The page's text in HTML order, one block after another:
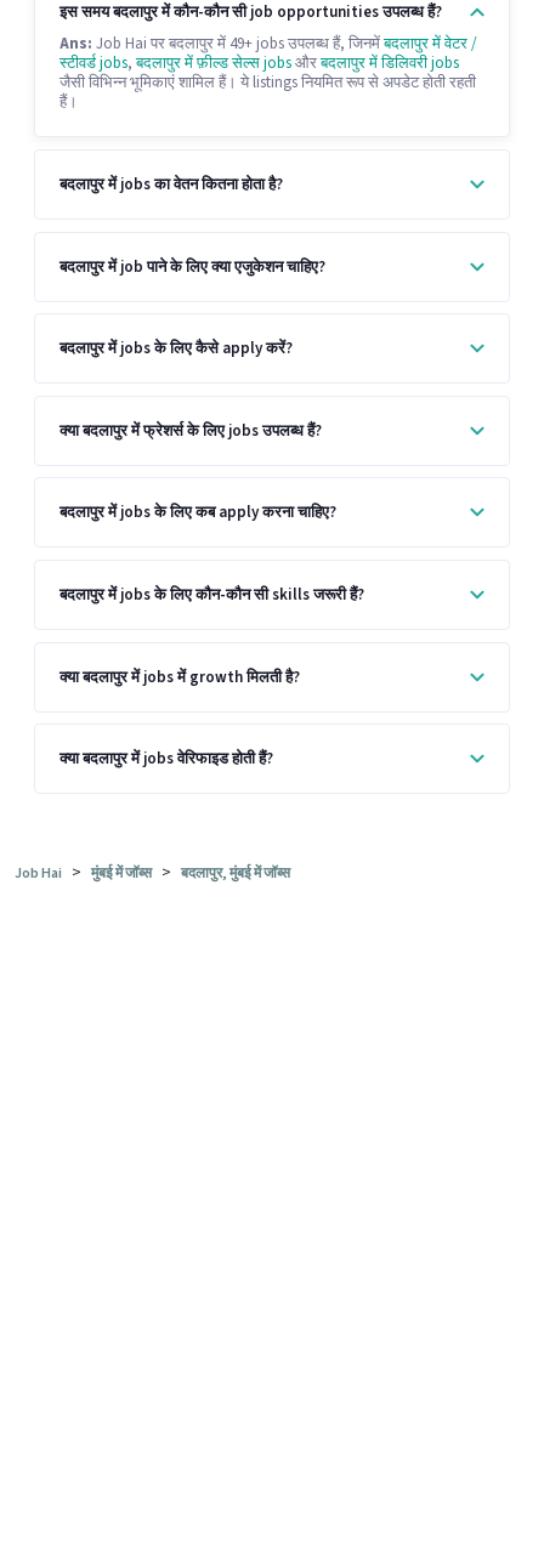
इस समय बदलापुर में कौन-कौन सी job opportunities उपलब्ध हैं?
Ans: Job Hai पर बदलापुर में 49+ jobs उपलब्ध हैं, जिनमेंबदलापुर में वेटर /
स्टीवर्ड jobs,बदलापुर में फ़ील्ड सेल्स jobsऔरबदलापुर में डिलिवरी jobs
जैसी विभिन्न भूमिकाएं शामिल हैं। ये listings नियमित रूप से अपडेट होती रहती
हैं।
बदलापुर में jobs का वेतन कितना होता है?
बदलापुर में job पाने के लिए क्या एजुकेशन चाहिए?
बदलापुर में jobs के लिए कैसे apply करें?
क्या बदलापुर में फ्रेशर्स के लिए jobs उपलब्ध हैं?
बदलापुर में jobs के लिए कब apply करना चाहिए?
बदलापुर में jobs के लिए कौन-कौन सी skills जरूरी हैं?
क्या बदलापुर में jobs में growth मिलती है?
क्या बदलापुर में jobs वेरिफाइड होती हैं?
Job Hai > मुंबई में जॉब्स > बदलापुर, मुंबई में जॉब्स